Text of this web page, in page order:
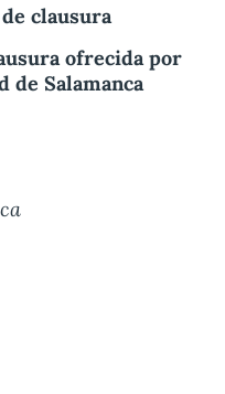
clausura
ofrecida por
de Salamanca